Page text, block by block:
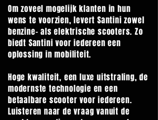
Om zoveel mogelijk klanten in hun
wens te voorzien, levert Santini zowel
benzine- als elektrische scooters. Zo
biedt Santini voor iedereen een
oplossing in mobiliteit.
Hoge kwaliteit, een luxe uitstraling, de
modernste technologie en een
betaalbare scooter voor iedereen.
Luisteren naar de vraag vanuit de